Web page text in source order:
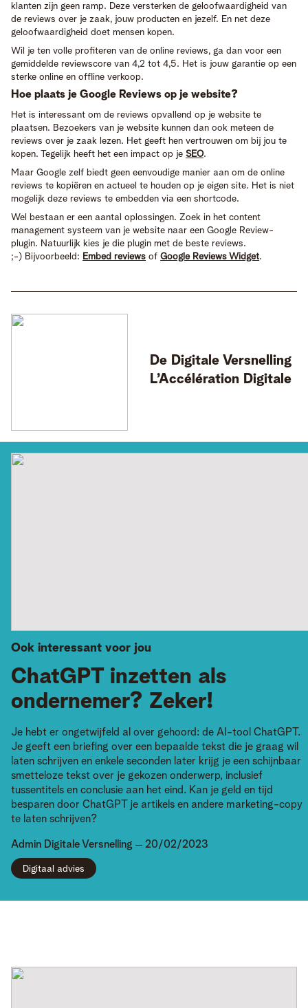
klanten zijn geen ramp. Deze versterken de geloofwaardigheid van
de reviews over je zaak, jouw producten en jezelf. En net deze
geloofwaardigheid doet mensen kopen.
Wil je ten volle profiteren van de online reviews, ga dan voor een
gemiddelde reviewscore van 4,2 tot 4,5. Het is jouw garantie op een
sterke online en offline verkoop.
Hoe plaats je Google Reviews op je website?
Het is interessant om de reviews opvallend op je website te
plaatsen. Bezoekers van je website kunnen dan ook meteen de
reviews over je zaak lezen. Het geeft hen vertrouwen om bij jou te
kopen. Tegelijk heeft het een impact op je SEO.
Maar Google zelf biedt geen eenvoudige manier aan om de online
reviews te kopiëren en actueel te houden op je eigen site. Het is niet
mogelijk deze reviews te embedden via een shortcode.
Wel bestaan er een aantal oplossingen. Zoek in het content
management systeem van je website naar een Google Review-
plugin. Natuurlijk kies je die plugin met de beste reviews.
;-) Bijvoorbeeld: Embed reviews of Google Reviews Widget.
De Digitale Versnelling
L’Accélération Digitale
ChatGPT inzetten als
ondernemer? Zeker!
Ook interessant voor jou
Je hebt er ongetwijfeld al over gehoord: de AI-tool ChatGPT.
Je geeft een briefing over een bepaalde tekst die je graag wil
laten schrijven en enkele seconden later krijg je een schijnbaar
smetteloze tekst over je gekozen onderwerp, inclusief
tussentitels en conclusie aan het eind. Kan je geld en tijd
besparen door ChatGPT je artikels en andere marketing-copy
te laten schrijven?
Admin Digitale Versnelling 20/02/2023
Digitaal advies